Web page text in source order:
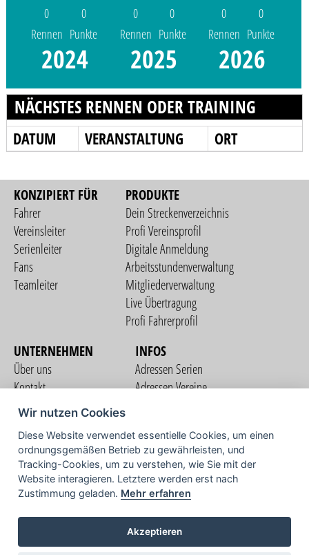
0
Rennen
0
Punkte
2024
0
Rennen
0
Punkte
2025
0
Rennen
0
Punkte
2026
NÄCHSTES RENNEN ODER TRAINING
DATUM VERANSTALTUNG ORT
KONZIPIERT FÜR
Fahrer
Vereinsleiter
Serienleiter
Fans
Teamleiter
PRODUKTE
Dein Streckenverzeichnis
Profi Vereinsprofil
Digitale Anmeldung
Arbeitsstundenverwaltung
Mitgliederverwaltung
Live Übertragung
Profi Fahrerprofil
UNTERNEHMEN
Über uns
Kontakt
Nutzungsbedingungen
Datenschutzerklärung
Impressum
INFOS
Adressen Serien
Adressen Vereine
COMMUNITY
TV
Wir nutzen Cookies
Diese Website verwendet essentielle Cookies, um einen
ordnungsgemäßen Betrieb zu gewährleisten, und
Tracking-Cookies, um zu verstehen, wie Sie mit der
Website interagieren. Letztere werden erst nach
Zustimmung geladen. Mehr erfahren
Akzeptieren